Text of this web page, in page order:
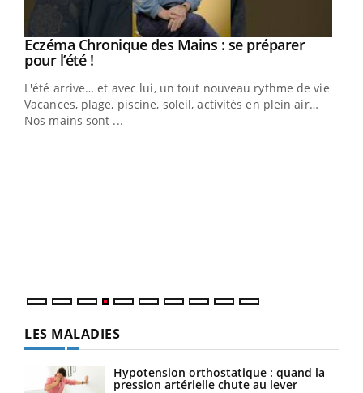
Youtube
Eczéma Chronique des Mains : se préparer
pour l’été !Youtube
L'été arrive… et avec lui, un tout nouveau rythme de vie !
Vacances, plage, piscine, soleil, activités en plein air…
Nos mains sont ...
LES MALADIES
Hypotension orthostatique : quand la
pression artérielle chute au lever